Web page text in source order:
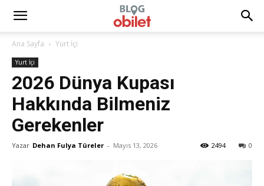
Ana Sayfa Yurt İçi
Yurt İçi
2026 Dünya Kupası
Hakkında Bilmeniz
Gerekenler
Yazar Dehan Fulya Türeler - Mayıs 13, 2026 0
2494